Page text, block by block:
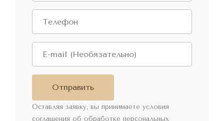
Отправить
Оставляя заявку, вы принимаете условия
соглашения об обработке персональных